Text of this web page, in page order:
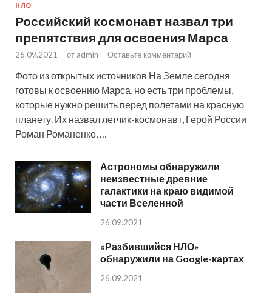
НЛО
Российский космонавт назвал три
препятствия для освоения Марса
26.09.2021 - от admin - Оставьте комментарий
Фото из открытых источников На Земле сегодня
готовы к освоению Марса, но есть три проблемы,
которые нужно решить перед полетами на красную
планету. Их назвал летчик-космонавт, Герой России
Роман Романенко, …
Астрономы обнаружили
неизвестные древние
галактики на краю видимой
части Вселенной
26.09.2021
«Разбившийся НЛО»
обнаружили на Google-картах
26.09.2021